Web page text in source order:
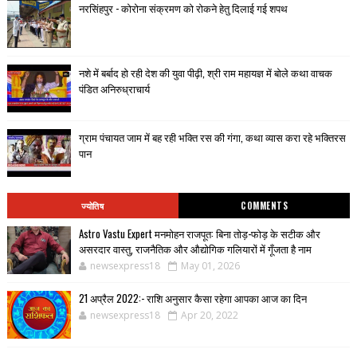
नरसिंहपुर - कोरोना संक्रमण को रोकने हेतु दिलाई गई शपथ
नशे में बर्बाद हो रही देश की युवा पीढ़ी, श्री राम महायज्ञ में बोले कथा वाचक
पंडित अनिरुध्राचार्य
ग्राम पंचायत जाम में बह रही भक्ति रस की गंगा, कथा व्यास करा रहे भक्तिरस
पान
ज्योतिष COMMENTS
Astro Vastu Expert मनमोहन राजपूत: बिना तोड़-फोड़ के सटीक और
असरदार वास्तु, राजनैतिक और औद्योगिक गलियारों में गूँजता है नाम
newsexpress18 May 01, 2026
21 अप्रैल 2022:- राशि अनुसार कैसा रहेगा आपका आज का दिन
newsexpress18 Apr 20, 2022